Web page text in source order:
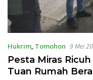
Hukrim, Tomohon 9 Mei
Pesta Miras
Tuan Rumah